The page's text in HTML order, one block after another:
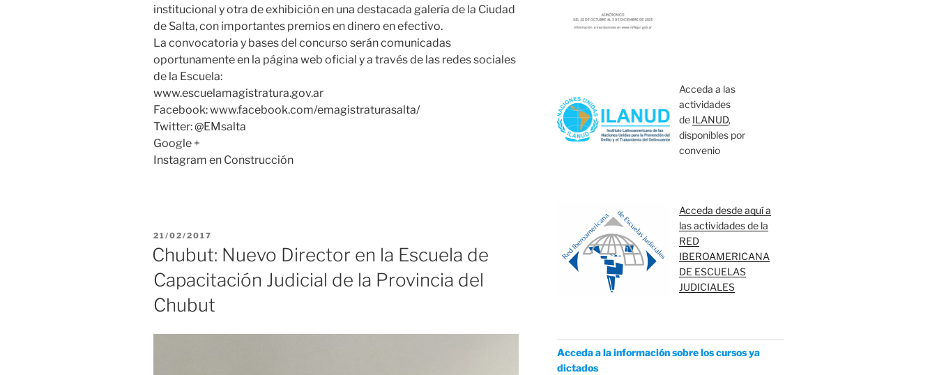
institucional y otra de exhibición en una destacada galería de la Ciudad
de Salta, con importantes premios en dinero en efectivo.
La convocatoria y bases del concurso serán comunicadas
oportunamente en la página web oficial y a través de las redes sociales
de la Escuela:
www.escuelamagistratura.gov.ar
Facebook: www.facebook.com/emagistraturasalta/
Twitter: @EMsalta
Google +
Instagram en Construcción
PUBLICADO
EL
21/02/2017
Chubut: Nuevo Director en la Escuela de
Capacitación Judicial de la Provincia del
Chubut
Acceda a las
actividades
de ILANUD,
disponibles por
convenio
Acceda desde aquí a
las actividades de la
RED
IBEROAMERICANA
DE ESCUELAS
JUDICIALES
Acceda a la información sobre los cursos ya
dictados